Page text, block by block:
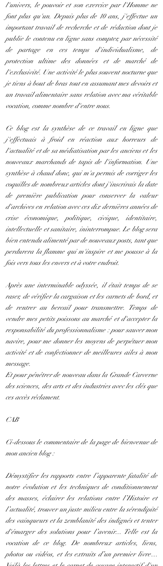
l'univers, le pouvoir et son exercice par l'Homme ne
font plus qu'un. Depuis plus de 10 ans, j'effectue un
important travail de recherche et de rédaction dont je
publie le contenu en ligne sans compter, par nécessité
de partage en ces temps d'individualisme, de
protection ultime des données et de marché de
l'exclusivité. Une activité le plus souvent nocturne que
je tiens à bout de bras tout en assumant mes devoirs et
un travail alimentaire sans relation avec ma véritable
vocation, comme nombre d'entre nous.
Ce blog est la synthèse de ce travail en ligne que
j'effectuais à froid en réaction aux horreurs de
l'actualité et de sa médiatisation par les anciens et les
nouveaux marchands de tapis de l'information. Une
synthèse à chaud donc, qui m'a permis de corriger les
coquilles de nombreux articles dont j'inscrirais la date
de première publication pour conserver la valeur
d'archives en relation avec ces dix dernières années de
crise économique, politique, civique, identitaire,
intellectuelle et sanitaire, ininterrompue. Le blog sera
bien entendu alimenté par de nouveaux posts, tant que
perdurera la flamme qui m'inspire et me pousse à la
fois vers tous les envers et à votre endroit.
Après une interminable odyssée, il était temps de se
raser, de vérifier la cargaison et les carnets de bord, et
de rentrer au bercail pour transmettre. Temps de
vendre mes petits poissons au marché et d'accepter la
responsabilité du professionnalisme : pour sauver mon
navire, pour me donner les moyens de perpétuer mon
activité et de confectionner de meilleures ailes à mon
message.
Et pour pénétrer de nouveau dans la Grande Carverne
des sciences, des arts et des industries avec les clés que
ces accès réclament.
CAB
Ci-dessous le commentaire de la page de bienvenue de
mon ancien blog :
Démystifier les rapports entre l’apparente fatalité de
notre évolution et les techniques de conditionnement
des masses, éclairer les relations entre l’Histoire et
l’actualité, trouver un juste milieu entre la sérendipité
des vainqueurs et la zemblanité des indignés et tenter
d'émarger des solutions pour l’avenir... Telle est la
vocation de ce blog. De nombreux articles, liens,
photos ou vidéos, et les extraits d’un premier livre…